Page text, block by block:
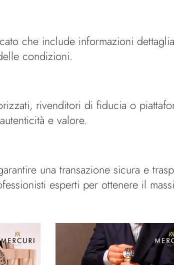
che include informazioni
condizioni.
rivenditori di fiducia o
e valore.
una transazione sicura e
esperti per ottenere il